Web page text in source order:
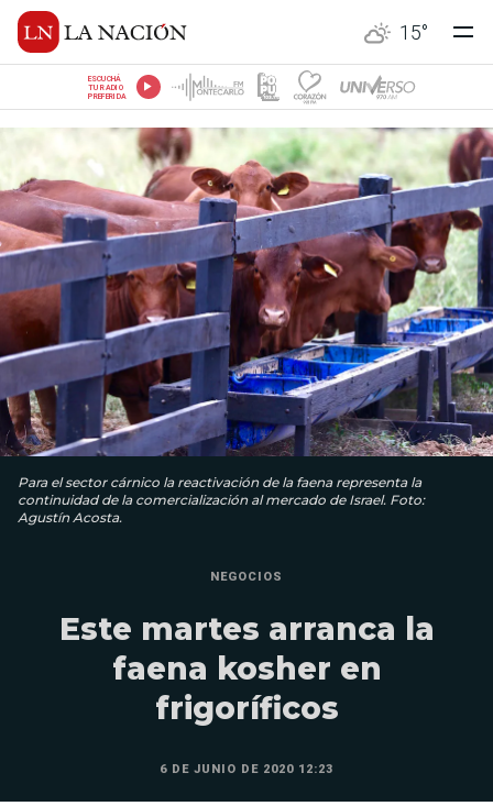
15°
ESCUCHÁ
TU RADIO
PREFERIDA
Para el sector cárnico la reactivación de la faena representa la
continuidad de la comercialización al mercado de Israel. Foto:
Agustín Acosta.
NEGOCIOS
Este martes arranca la
faena kosher en
frigoríficos
6 DE JUNIO DE 2020 12:23